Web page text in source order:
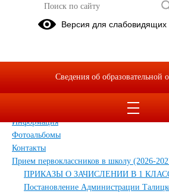
Карта сайта
Обращения граждан
Дополнительные сведения
Информация
Фотоальбомы
Контакты
Прием первоклассников в школу (2026-
ПРИКАЗЫ О ЗАЧИСЛЕНИИ В 1 КЛАСС
Постановление Администрации
Версия для слабовидящих
Сведения об образовательной